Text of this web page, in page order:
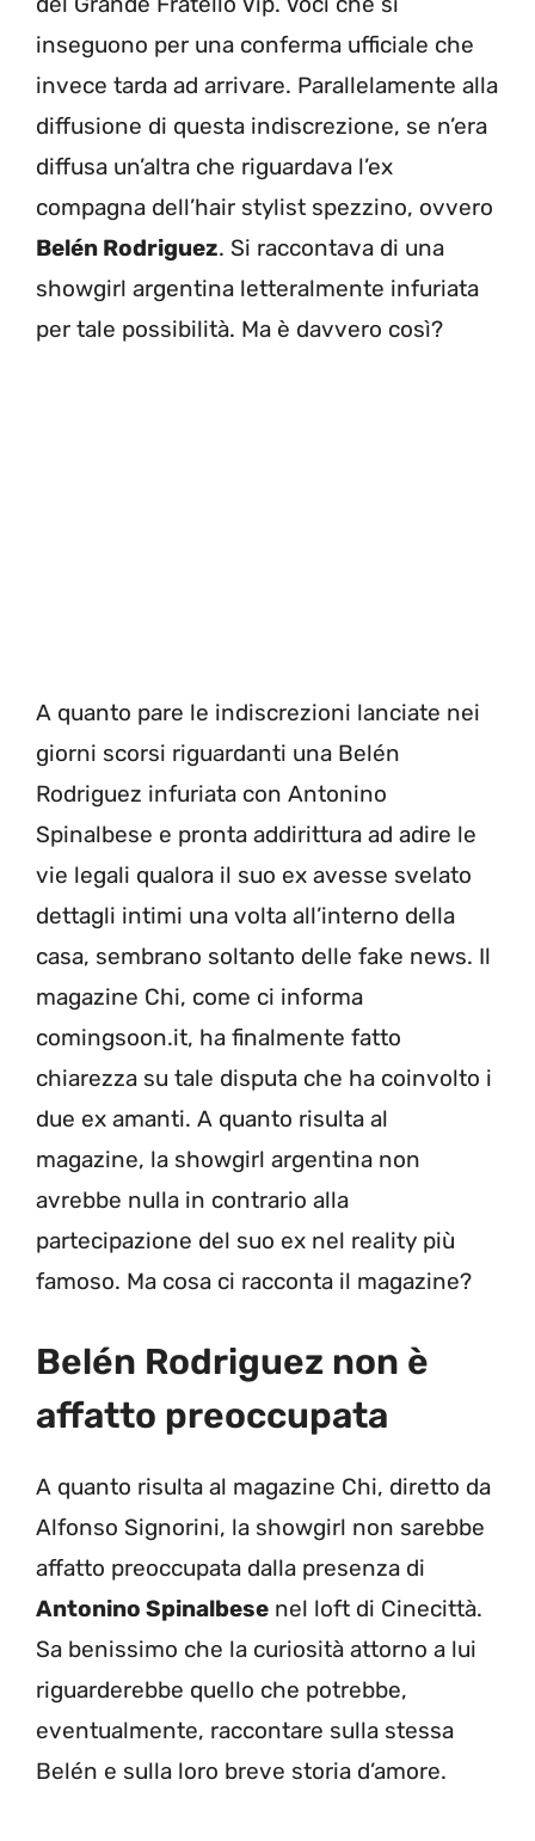
inseguono per una conferma ufficiale che
invece tarda ad arrivare. Parallelamente alla
diffusione di questa indiscrezione, se n’era
diffusa un’altra che riguardava l’ex
compagna dell’hair stylist spezzino, ovvero
Belén Rodriguez. Si raccontava di una
showgirl argentina letteralmente infuriata
per tale possibilità. Ma è davvero così?
A quanto pare le indiscrezioni lanciate nei
giorni scorsi riguardanti una Belén
Rodriguez infuriata con Antonino
Spinalbese e pronta addirittura ad adire le
vie legali qualora il suo ex avesse svelato
dettagli intimi una volta all’interno della
casa, sembrano soltanto delle fake news. Il
magazine Chi, come ci informa
comingsoon.it, ha finalmente fatto
chiarezza su tale disputa che ha coinvolto i
due ex amanti. A quanto risulta al
magazine, la showgirl argentina non
avrebbe nulla in contrario alla
partecipazione del suo ex nel reality più
famoso. Ma cosa ci racconta il magazine?
Belén Rodriguez non è
affatto preoccupata
A quanto risulta al magazine Chi, diretto da
Alfonso Signorini, la showgirl non sarebbe
affatto preoccupata dalla presenza di
Antonino Spinalbese nel loft di Cinecittà.
Sa benissimo che la curiosità attorno a lui
riguarderebbe quello che potrebbe,
eventualmente, raccontare sulla stessa
Belén e sulla loro breve storia d’amore.